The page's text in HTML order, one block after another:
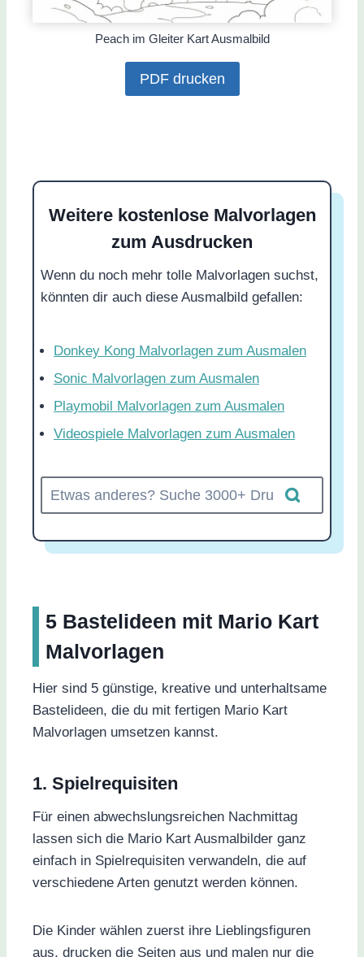
Peach im Gleiter Kart Ausmalbild
PDF drucken
Weitere kostenlose Malvorlagen
zum Ausdrucken
Wenn du noch mehr tolle Malvorlagen suchst,
könnten dir auch diese Ausmalbild gefallen:
Donkey Kong Malvorlagen zum Ausmalen
Sonic Malvorlagen zum Ausmalen
Playmobil Malvorlagen zum Ausmalen
Videospiele Malvorlagen zum Ausmalen
5 Bastelideen mit Mario Kart
Malvorlagen
Hier sind 5 günstige, kreative und unterhaltsame
Bastelideen, die du mit fertigen Mario Kart
Malvorlagen umsetzen kannst.
1. Spielrequisiten
Für einen abwechslungsreichen Nachmittag
lassen sich die Mario Kart Ausmalbilder ganz
einfach in Spielrequisiten verwandeln, die auf
verschiedene Arten genutzt werden können.
Die Kinder wählen zuerst ihre Lieblingsfiguren
aus, drucken die Seiten aus und malen nur die